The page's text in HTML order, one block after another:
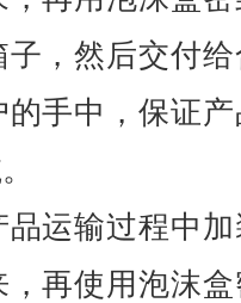
，然后交付
手中，保证
运输过程中
再使用泡沫